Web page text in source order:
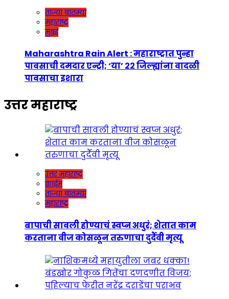
ताज्या बातम्या
महाराष्ट्र
मुंबई
Maharashtra Rain Alert : महाराष्ट्रात पुन्हा
पावसाची दमदार एन्ट्री; ‘या’ २२ जिल्ह्यांना वादळी
पावसाचा इशारा
उत्तर महाराष्ट्र
उत्तर महाराष्ट्र
क्राईम
ताज्या बातम्या
महाराष्ट्र
बापाची सावली होण्याचं स्वप्न अधुरं; शेतात काम
करताना वीज कोसळून तरुणाचा दुर्दैवी मृत्यू